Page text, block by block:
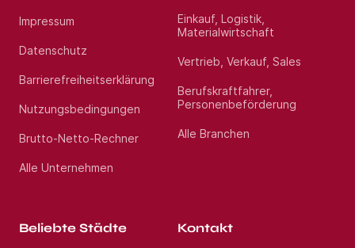
Impressum
Datenschutz
Barrierefreiheitserklärung
Nutzungsbedingungen
Brutto-Netto-Rechner
Alle Unternehmen
Einkauf, Logistik,
Materialwirtschaft
Vertrieb, Verkauf, Sales
Berufskraftfahrer,
Personenbeförderung
Alle Branchen
Beliebte Städte Kontakt